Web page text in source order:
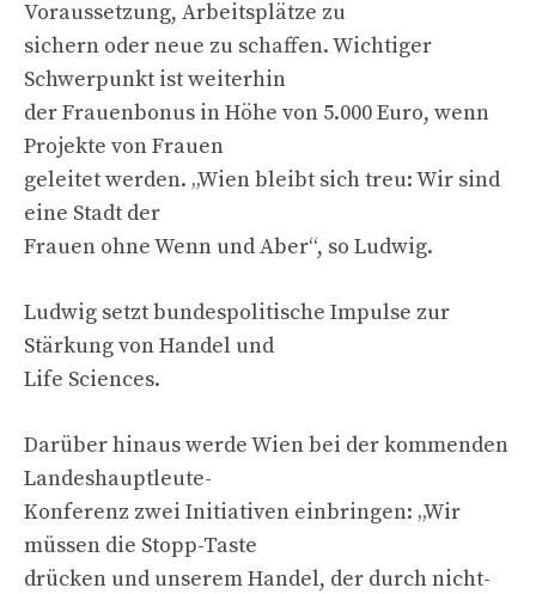
Voraussetzung, Arbeitsplätze zu
sichern oder neue zu schaffen. Wichtiger
Schwerpunkt ist weiterhin
der Frauenbonus in Höhe von 5.000 Euro, wenn
Projekte von Frauen
geleitet werden. „Wien bleibt sich treu: Wir sind
eine Stadt der
Frauen ohne Wenn und Aber“, so Ludwig.
Ludwig setzt bundespolitische Impulse zur
Stärkung von Handel und
Life Sciences.
Darüber hinaus werde Wien bei der kommenden
Landeshauptleute-
Konferenz zwei Initiativen einbringen: „Wir
müssen die Stopp-Taste
drücken und unserem Handel, der durch nicht-